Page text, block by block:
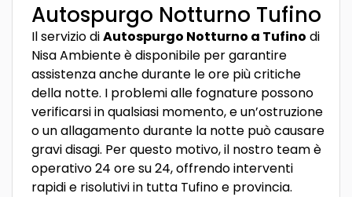
Autospurgo Notturno Tufino
Il servizio diAutospurgo Notturno a Tufino di
Nisa Ambiente è disponibile per garantire
assistenza anche durante le ore più critiche
della notte. I problemi alle fognature possono
verificarsi in qualsiasi momento, e un’ostruzione
o un allagamento durante la notte può causare
gravi disagi. Per questo motivo, il nostro team è
operativo 24 ore su 24, offrendo interventi
rapidi e risolutivi in tutta Tufino e provincia.